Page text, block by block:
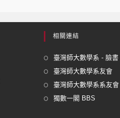
c
ail
相關連結
臺灣師大數學系 - 臉
臺灣師大數學系友會
臺灣師大數學系系友
獨數一閣 BBS